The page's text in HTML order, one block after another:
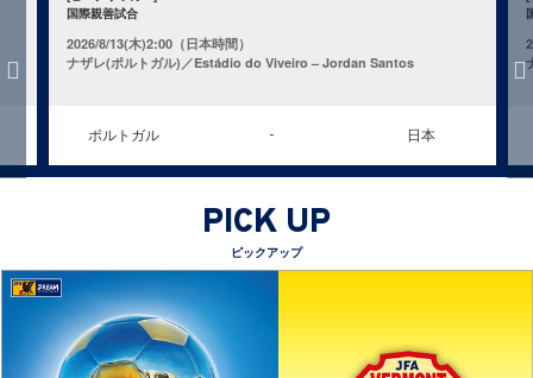
国際親善試合
2026/8/13(木)2:00（日本時間）
ナザレ(ポルトガル)／Estádio do Viveiro – Jordan Santos
ポルトガル - 日本
PICK UP
ピックアップ